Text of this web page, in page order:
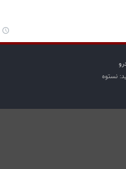
نستوه